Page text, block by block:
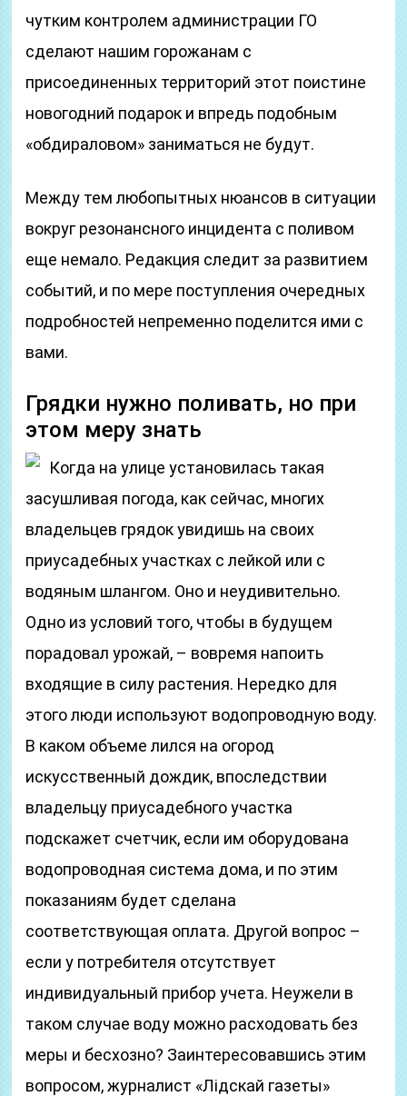
чутким контролем администрации ГО
сделают нашим горожанам с
присоединенных территорий этот поистине
новогодний подарок и впредь подобным
«обдираловом» заниматься не будут.
Между тем любопытных нюансов в ситуации
вокруг резонансного инцидента с поливом
еще немало. Редакция следит за развитием
событий, и по мере поступления очередных
подробностей непременно поделится ими с
вами.
Грядки нужно поливать, но при
этом меру знать
Когда на улице установилась такая
засушливая погода, как сейчас, многих
владельцев грядок увидишь на своих
приусадебных участках с лейкой или с
водяным шлангом. Оно и неудивительно.
Одно из условий того, чтобы в будущем
порадовал урожай, – вовремя напоить
входящие в силу растения. Нередко для
этого люди используют водопроводную воду.
В каком объеме лился на огород
искусственный дождик, впоследствии
владельцу приусадебного участка
подскажет счетчик, если им оборудована
водопроводная система дома, и по этим
показаниям будет сделана
соответствующая оплата. Другой вопрос –
если у потребителя отсутствует
индивидуальный прибор учета. Неужели в
таком случае воду можно расходовать без
меры и бесхозно? Заинтересовавшись этим
вопросом, журналист «Лідскай газеты»